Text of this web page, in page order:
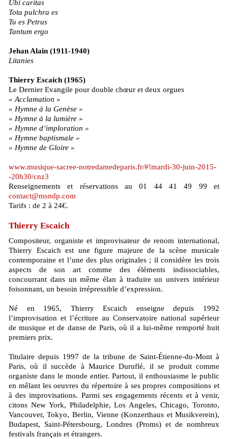
Ubi caritas
Tota pulchra es
Tu es Petrus
Tantum ergo
Jehan Alain (1911-1940)
Litanies
Thierry Escaich (1965)
Le Dernier Evangile pour double chœur et deux orgues
« Acclamation »
« Hymne à la Genèse »
« Hymne à la lumière »
« Hymne d’imploration »
« Hymne baptismale »
« Hymne de Gloire »
www.musique-sacree-notredamedeparis.fr/#!mardi-30-juin-2015-
-20h30/cnz3
Renseignements et réservations au 01 44 41 49 99 et
contact@msndp.com
Tarifs : de 2 à 24€.
Thierry Escaich
Compositeur, organiste et improvisateur de renom international,
Thierry Escaich est une figure majeure de la scène musicale
contemporaine et l’une des plus originales ; il considère les trois
aspects de son art comme des éléments indissociables,
concourrant dans un même élan à traduire un univers intérieur
foisonnant, un besoin irrépressible d’expression.
Né en 1965, Thierry Escaich enseigne depuis 1992
l’improvisation et l’écriture au Conservatoire national supérieur
de musique et de danse de Paris, où il a lui-même remporté huit
premiers prix.
Titulaire depuis 1997 de la tribune de Saint-Étienne-du-Mont à
Paris, où il succède à Maurice Duruflé, il se produit comme
organiste dans le monde entier. Partout, il enthousiasme le public
en mêlant les oeuvres du répertoire à ses propres compositions et
à des improvisations. Parmi ses engagements récents et à venir,
citons New York, Philadelphie, Los Angeles, Chicago, Toronto,
Vancouver, Tokyo, Berlin, Vienne (Konzerthaus et Musikverein),
Budapest, Saint-Pétersbourg, Londres (Proms) et de nombreux
festivals français et étrangers.